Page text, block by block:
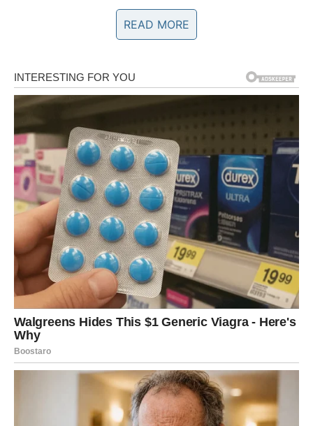
Ako ste slobodne, moguće je poznanstvo sa osobom koja
će vas osvojiti inteligencijom, pažnjom i načinom na koji
vas razumije bez mnogo objašnjavanja.
Ono što će vas posebno iznenaditi jeste činjenica da ćete
pored te osobe osjećati i mir i slobodu u isto vrijeme.
Mnoge Vodolije će tokom ovog perioda konačno shvatiti
da prava ljubav dolazi onda kada prestanete pristajati na
manje od onoga što zaslužujete.
Zvijezde pokazuju i mogućnost povratka osobe iz
prošlosti.
Ta osoba još uvijek razmišlja o vama i moguće je da će
pokušati obnoviti kontakt.
Ali ovog puta vi ćete mnogo jasnije vidjeti šta želite.
Vodolije koje su zauzete konačno će uspjeti riješiti
nesporazume koji ih dugo opterećuju.
READ MORE